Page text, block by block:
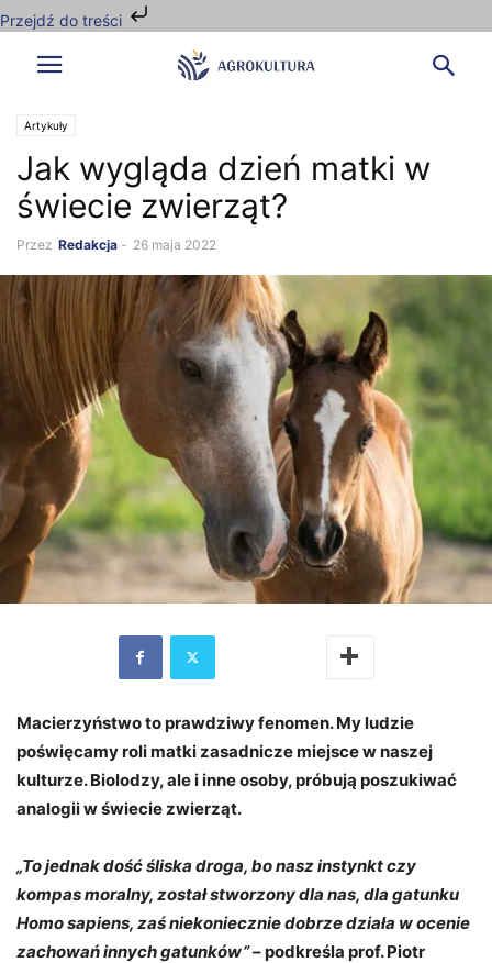
Przejdź do treści
Artykuły
Jak wygląda dzień matki w
świecie zwierząt?
Przez Redakcja - 26 maja 2022
Macierzyństwo to prawdziwy fenomen. My ludzie
poświęcamy roli matki zasadnicze miejsce w naszej
kulturze. Biolodzy, ale i inne osoby, próbują poszukiwać
analogii w świecie zwierząt.
„To jednak dość śliska droga, bo nasz instynkt czy
kompas moralny, został stworzony dla nas, dla gatunku
Homo sapiens, zaś niekoniecznie dobrze działa w ocenie
zachowań innych gatunków”– podkreśla prof. Piotr